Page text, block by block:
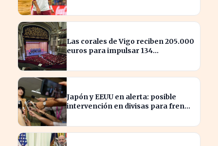
Las corales de Vigo reciben 205.000
euros para impulsar 134
Japón y EEUU en alerta: posible
intervención en divisas para frenar